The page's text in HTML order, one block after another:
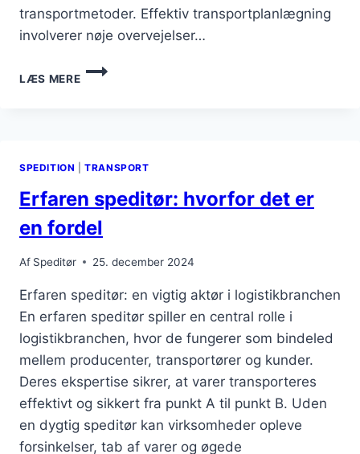
transportmetoder. Effektiv transportplanlægning
involverer nøje overvejelser…
LÆS MERE
SPEDITØR
OG
SPEDITION |TRANSPORT
Erfaren speditør: hvorfor det er
en fordel
Af Speditør 25. december 2024
Erfaren speditør: en vigtig aktør i logistikbranchen
En erfaren speditør spiller en central rolle i
logistikbranchen, hvor de fungerer som bindeled
mellem producenter, transportører og kunder.
Deres ekspertise sikrer, at varer transporteres
effektivt og sikkert fra punkt A til punkt B. Uden
en dygtig speditør kan virksomheder opleve
forsinkelser, tab af varer og øgede